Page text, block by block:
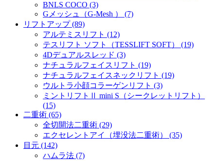
BNLS COCO (3)
Gメッシュ（G-Mesh ） (7)
リフトアップ (89)
アルテミスリフト (12)
テスリフト ソフト（TESSLIFT SOFT） (19)
4Dデュアルスレッド (3)
ナチュラルフェイスリフト (19)
ナチュラルフェイスネックリフト (19)
ウルトラ小顔コラーゲンリフト (3)
ミントリフトⅡ mini S（シークレットリフト）
(15)
二重術 (65)
全切開法二重術 (29)
エクセレントアイ（埋没法二重術） (35)
目元 (142)
ハムラ法 (7)